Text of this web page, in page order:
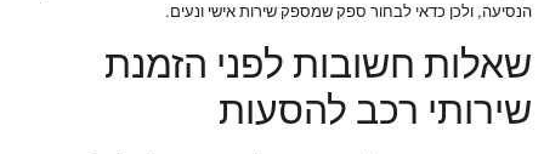
הנסיעה, ולכן כדאי לבחור ספק שמספק שירות אישי ונעים.
שאלות חשובות לפני הזמנת
שירותי רכב להסעות